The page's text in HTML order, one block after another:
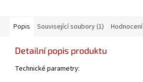
Popis Související soubory (1) Hodnocení
Detailní popis produktu
Technické parametry: